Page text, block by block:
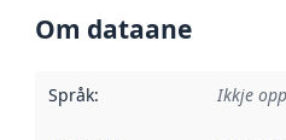
Om dataane
Språk: Ikkje